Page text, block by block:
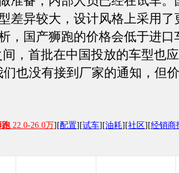
差异较大，设计风格上采用了
，国产狮跑的价格会低于进口
，首批在中国投放的车型也
们也没有接到厂家的通知，但
跑22.0-26.0万][配置][试车][油耗][社区][经销